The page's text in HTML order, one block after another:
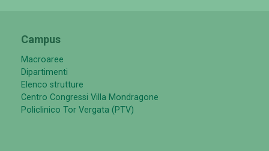
Campus
Macroaree
Dipartimenti
Elenco strutture
Centro Congressi Villa Mondragone
Policlinico Tor Vergata (PTV)